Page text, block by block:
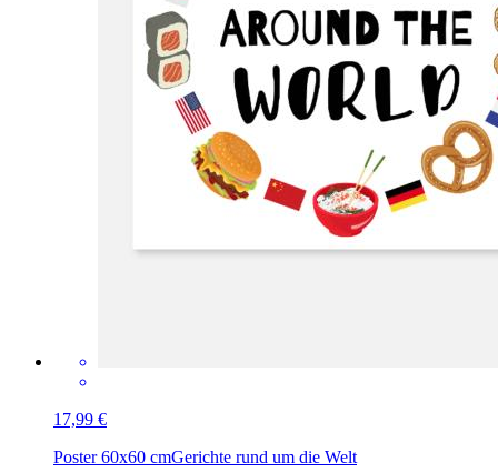
17,99 €
Poster 60x60 cmGerichte rund um die Welt